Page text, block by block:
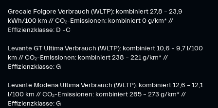
Grecale Folgore Verbrauch (WLTP): kombiniert 27,8 – 23,9
kWh/100 km // CO₂-Emissionen: kombiniert 0 g/km* //
Effizienzklasse: D –C
Levante GT Ultima Verbrauch (WLTP): kombiniert 10,6 – 9,7 l/100
km // CO₂-Emissionen: kombiniert 238 – 221 g/km* //
Effizienzklasse: G
Levante Modena Ultima Verbrauch (WLTP): kombiniert 12,6 – 12,1
l/100 km // CO₂-Emissionen: kombiniert 285 – 273 g/km* //
Effizienzklasse: G